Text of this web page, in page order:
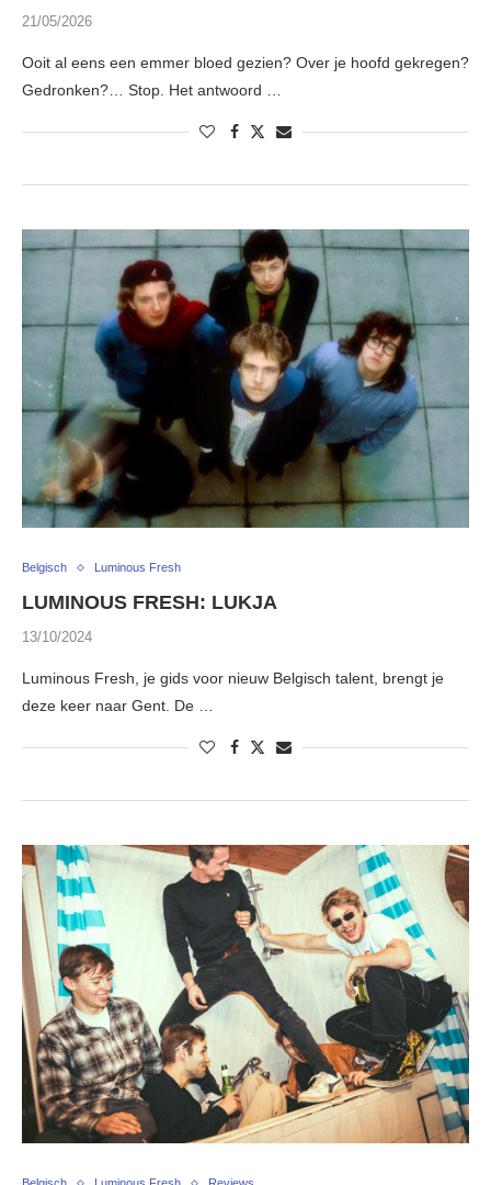
21/05/2026
Ooit al eens een emmer bloed gezien? Over je hoofd gekregen?
Gedronken?… Stop. Het antwoord …
Belgisch Luminous Fresh
LUMINOUS FRESH: LUKJA
13/10/2024
Luminous Fresh, je gids voor nieuw Belgisch talent, brengt je
deze keer naar Gent. De …